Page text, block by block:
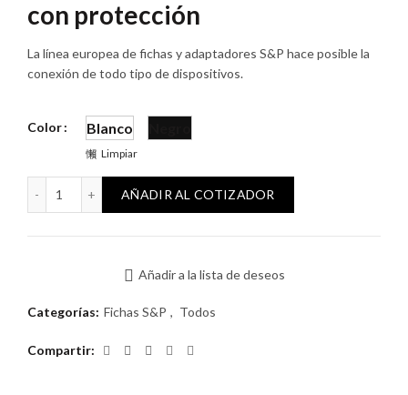
con protección
La línea europea de fichas y adaptadores S&P hace posible la
conexión de todo tipo de dispositivos.
Color Blanco
Limpiar
Ficha S&P 2P+T prolongador con protección cantidad
AÑADIR AL COTIZADOR
Añadir a la lista de deseos
Categorías: Fichas S&P , Todos
Compartir